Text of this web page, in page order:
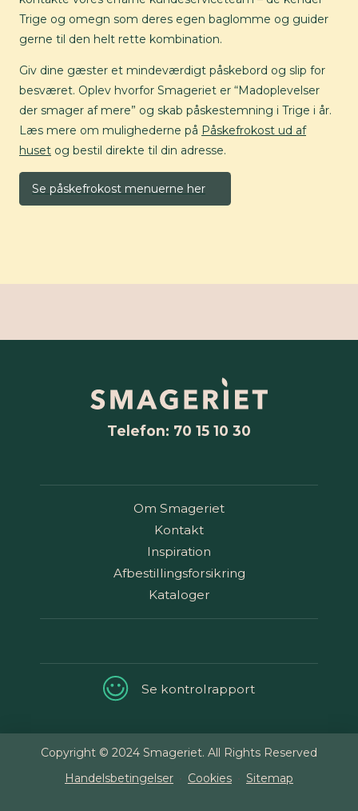
Trige og omegn som deres egen baglomme og guider
gerne til den helt rette kombination.
Giv dine gæster et mindeværdigt påskebord og slip for
besværet. Oplev hvorfor Smageriet er “Madoplevelser
der smager af mere” og skab påskestemning i Trige i år.
Læs mere om mulighederne på Påskefrokost ud af
huset og bestil direkte til din adresse.
Se påskefrokost menuerne her
Telefon: 70 15 10 30
Om Smageriet
Kontakt
Inspiration
Afbestillingsforsikring
Kataloger
Se kontrolrapport
Copyright © 2024 Smageriet. All Rights Reserved
Handelsbetingelser
Cookies Sitemap